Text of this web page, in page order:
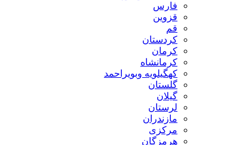
فارس
قزوین
قم
کردستان
کرمان
کرمانشاه
کهگیلویه وبویراحمد
گلستان
گیلان
لرستان
مازندران
مرکزی
هرمزگان